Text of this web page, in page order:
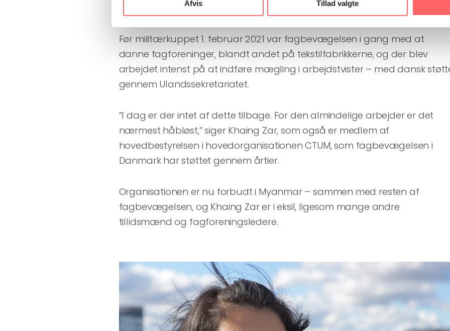
Afvis Tillad valgte
Fagbevægelsen er forbudt
Før militærkuppet 1. februar 2021 var fagbevægelsen i gang med at
danne fagforeninger, blandt andet på tekstilfabrikkerne, og der blev
arbejdet intenst på at indføre mægling i arbejdstvister – med dansk
gennem Ulandssekretariatet.
”I dag er der intet af dette tilbage. For den almindelige arbejder er det
nærmest håbløst,” siger Khaing Zar, som også er medlem af
hovedbestyrelsen i hovedorganisationen CTUM, som fagbevægelsen i
Danmark har støttet gennem årtier.
Organisationen er nu forbudt i Myanmar – sammen med resten af
fagbevægelsen, og Khaing Zar er i eksil, ligesom mange andre
tillidsmænd og fagforeningsledere.